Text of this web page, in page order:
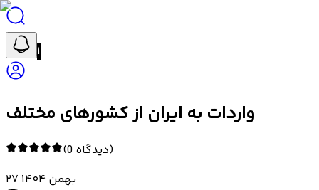
۱
واردات به ایران از کشورهای مختلف
(0 دیدگاه)
۲۷ بهمن ۱۴۰۴